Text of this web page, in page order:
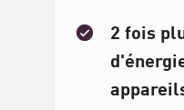
2 fois